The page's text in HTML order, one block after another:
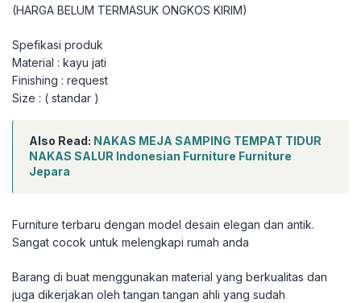
(HARGA BELUM TERMASUK ONGKOS KIRIM)
Spefikasi produk
Material : kayu jati
Finishing : request
Size : ( standar )
Also Read: NAKAS MEJA SAMPING TEMPAT TIDUR
NAKAS SALUR Indonesian Furniture Furniture
Jepara
Furniture terbaru dengan model desain elegan dan antik.
Sangat cocok untuk melengkapi rumah anda
Barang di buat menggunakan material yang berkualitas dan
juga dikerjakan oleh tangan tangan ahli yang sudah